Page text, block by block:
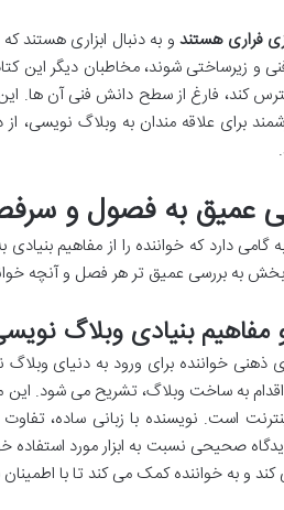
فراری هستندو به دنبال ابزاری هستند
فنی و زیرساختی شوند، مخاطبان دیگر
کند، فارغ از سطح دانش فنی آن ها.
برای علاقه مندان به وبلاگ نویسی،
عمیق به فصول و
دارد که خواننده را از مفاهیم
بررسی عمیق تر هر فصل و آنچه
مفاهیم بنیادی وبلاگ
خواننده برای ورود به دنیای
به ساخت وبلاگ، تشریح می شود. این
است. نویسنده با زبانی ساده،
صحیحی نسبت به ابزار مورد استفاده
و به خواننده کمک می کند تا با